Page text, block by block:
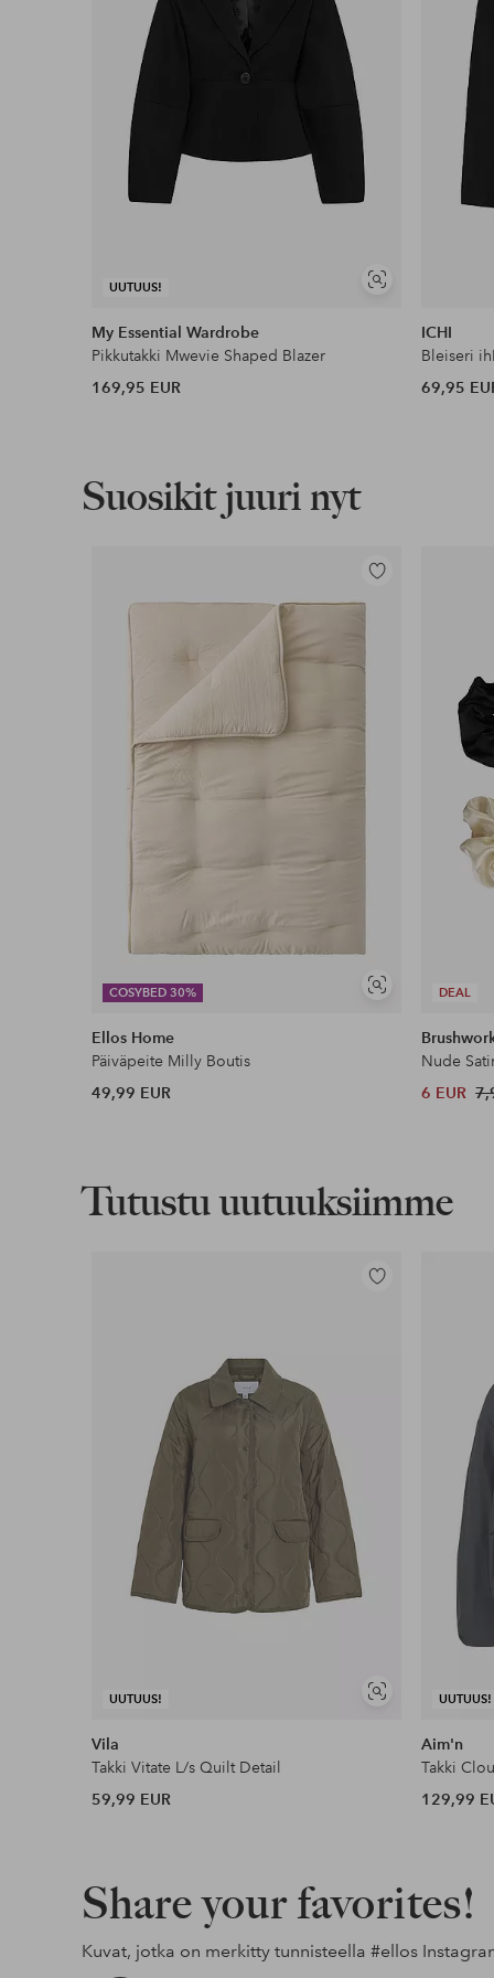
Edullisimmat maksutapamme
Lue lisää
UUTUUS!
Näytä
My Essential Wardrobe
Pikkutakki Mwevie Shaped Blazer
169,95 EUR
ICHI
Bleiseri
69,95
Suosikit juuri nyt
COSYBED 30%
Näytä
Lisää
suosikkeihin
Ellos Home
Päiväpeite Milly Boutis
49,99 EUR
DEAL
Nude
6 EUR
Tutustu uutuuksiimme
UUTUUS!
Näytä
Lisää
Vila
Takki Vitate L/s Quilt Detail
59,99 EUR
UUTUUS!
Aim'n
Takki
129,99
Share your favorites!
Kuvat, jotka on merkitty tunnisteella #ellos